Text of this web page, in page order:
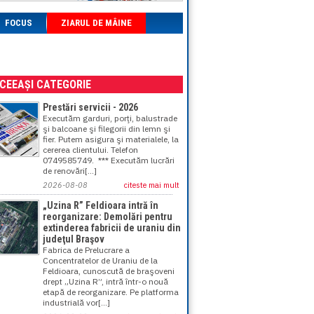
FOCUS ZIARUL DE MÂINE
CATEGORIE
Prestări servicii - 2026
Executăm garduri, porţi, balustrade
şi balcoane şi filegorii din lemn şi
fier. Putem asigura şi materialele, la
cererea clientului. Telefon
0749585749. *** Executăm lucrări
de renovări[...]
2026-08-08 citeste mai mult
„Uzina R” Feldioara intră în
reorganizare: Demolări pentru
extinderea fabricii de uraniu din
judeţul Braşov
Fabrica de Prelucrare a
Concentratelor de Uraniu de la
Feldioara, cunoscută de braşoveni
drept „Uzina R”, intră într-o nouă
etapă de reorganizare. Pe platforma
industrială vor[...]